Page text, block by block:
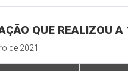
QUE REALIZOU
de 2021